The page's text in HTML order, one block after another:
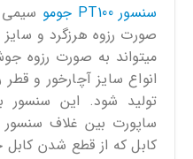
سنسور PT100 جومو
سیمی
میتواند به صورت رزوه
انواع سایز آچارخور و
تولید شود. این
ساپورت بین غلاف سنسور
کابل که از قطع شدن کابل